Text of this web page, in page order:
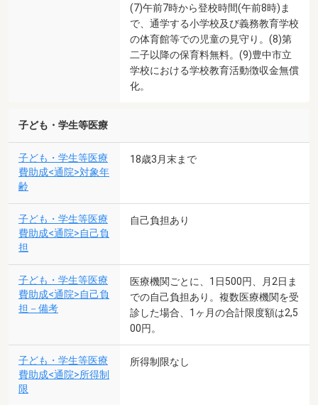
(7)午前7時から登校時間(午前8時)ま
で、通学する小学校及び義務教育学校
の体育館等での児童の見守り。(8)第
二子以降の保育料無料。(9)豊中市立
学校における学校教育活動徴収金無償
化。
子ども・学生等医療
子ども・学生等医療
費助成<通院>対象年
齢
18歳3月末まで
子ども・学生等医療
費助成<通院>自己負
担
自己負担あり
子ども・学生等医療
費助成<通院>自己負
担－備考
医療機関ごとに、1日500円、月2日ま
での自己負担あり。複数医療機関を受
診した場合、1ヶ月の合計限度額は2,5
00円。
子ども・学生等医療
費助成<通院>所得制
限
所得制限なし